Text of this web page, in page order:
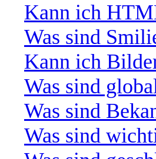
Kann ich
Was sind
Kann ich
Was sind
Was sind
Was sind